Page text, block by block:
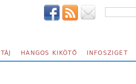
HANGOS KIKÖTŐ INFOSZIGET